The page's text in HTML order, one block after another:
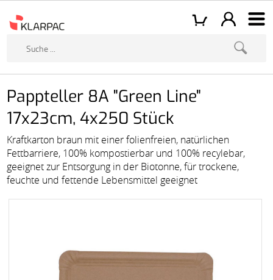
Pappteller 8A "Green Line"
17x23cm, 4x250 Stück
Kraftkarton braun mit einer folienfreien, natürlichen
Fettbarriere, 100% kompostierbar und 100% recylebar,
geeignet zur Entsorgung in der Biotonne, für trockene,
feuchte und fettende Lebensmittel geeignet